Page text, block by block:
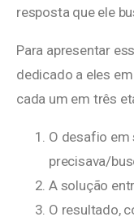
resposta que ele
Para apresentar
dedicado a eles
cada um em três
O desafio em
precisava/
A solução
O resultado,